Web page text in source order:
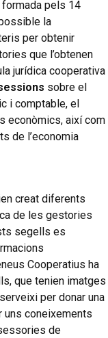
formada pels 14
la
per obtenir
que l’obtenen
jurídica cooperativa
sobre el
i comptable, el
econòmics, així com
de l’economia
creat diferents
de les gestories
segells es
Cooperatius ha
que tenien imatges
per donar una
uns coneixements
de